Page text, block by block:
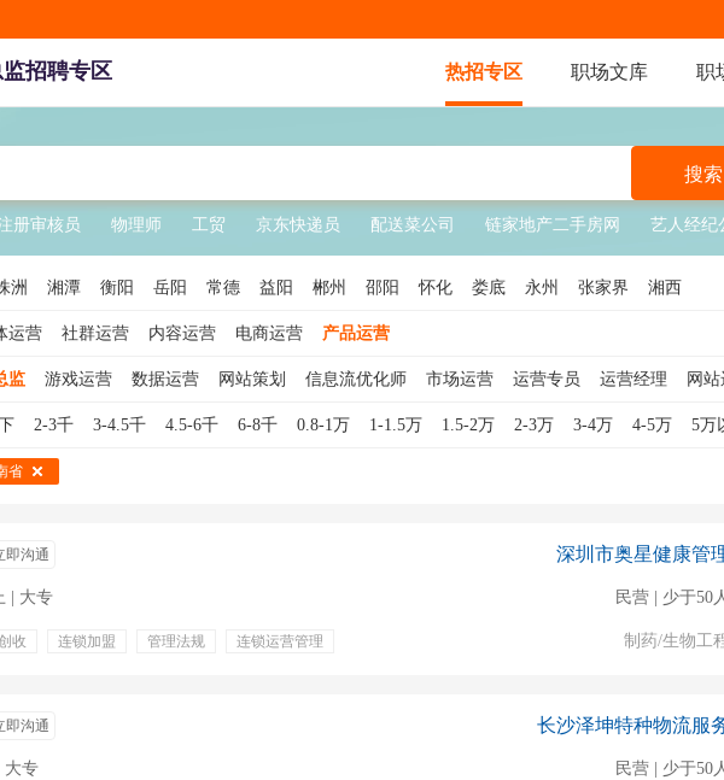
招聘专区 热招专区 职场文库 职
搜索
册审核员 物理师 工贸 京东快递员 配送菜公司 链家地产二手房网 艺人经纪
洲 湘潭 衡阳 岳阳 常德 益阳 郴州 邵阳 怀化 娄底 永州 张家界 湘西
运营 社群运营 内容运营 电商运营 产品运营
监 游戏运营 数据运营 网站策划 信息流优化师 市场运营 运营专员 运营经理 网
2-3千 3-4.5千 4.5-6千 6-8千 0.8-1万 1-1.5万 1.5-2万 2-3万 3-4万 4-5万 5万
省
即沟通
| 大专
收 连锁加盟 管理法规
连锁运营管理
深圳市奥星健康管
民营 | 少于50
制药/生物工
即沟通
大专
长沙泽坤特种物流服
民营 | 少于50